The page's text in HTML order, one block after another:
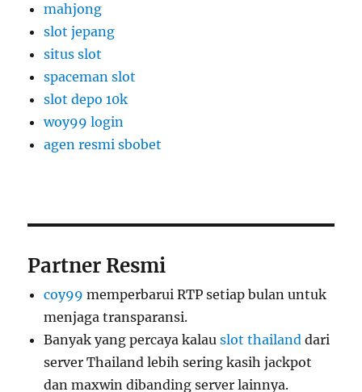
mahjong
slot jepang
situs slot
spaceman slot
slot depo 10k
woy99 login
agen resmi sbobet
Partner Resmi
coy99 memperbarui RTP setiap bulan untuk
menjaga transparansi.
Banyak yang percaya kalauslot thailand dari
server Thailand lebih sering kasih jackpot
dan maxwin dibanding server lainnya.